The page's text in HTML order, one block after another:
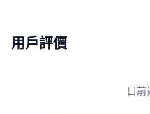
用戶評價
目前